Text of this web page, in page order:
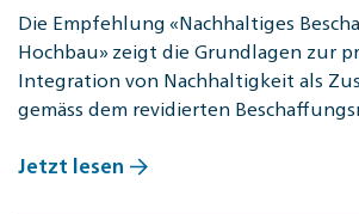
Die Empfehlung «Nachhaltiges
Hochbau» zeigt die Grundlagen zur
Integration von Nachhaltigkeit als
gemäss dem revidierten
Jetzt lesen